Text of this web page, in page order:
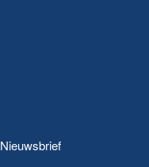
Nieuwsbrief